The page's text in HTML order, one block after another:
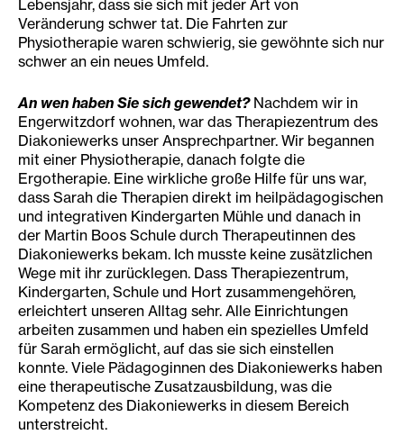
Lebensjahr, dass sie sich mit jeder Art von
Veränderung schwer tat. Die Fahrten zur
Physiotherapie waren schwierig, sie gewöhnte sich nur
schwer an ein neues Umfeld.
An wen haben Sie sich gewendet?Nachdem wir in
Engerwitzdorf wohnen, war das Therapiezentrum des
Diakoniewerks unser Ansprechpartner. Wir begannen
mit einer Physiotherapie, danach folgte die
Ergotherapie. Eine wirkliche große Hilfe für uns war,
dass Sarah die Therapien direkt im heilpädagogischen
und integrativen Kindergarten Mühle und danach in
der Martin Boos Schule durch Therapeutinnen des
Diakoniewerks bekam. Ich musste keine zusätzlichen
Wege mit ihr zurücklegen. Dass Therapiezentrum,
Kindergarten, Schule und Hort zusammengehören,
erleichtert unseren Alltag sehr. Alle Einrichtungen
arbeiten zusammen und haben ein spezielles Umfeld
für Sarah ermöglicht, auf das sie sich einstellen
konnte. Viele Pädagoginnen des Diakoniewerks haben
eine therapeutische Zusatzausbildung, was die
Kompetenz des Diakoniewerks in diesem Bereich
unterstreicht.